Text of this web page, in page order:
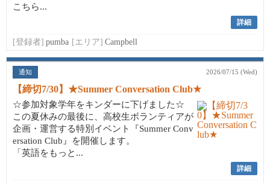
こちら...
詳細
[登録者] pumba [エリア] Campbell
通知 2026/07/15 (Wed)
【締切7/30】★Summer Conversation Club★
☆参加対象学年をキンダーに下げました☆
この夏休みの最後に、高校生ボランティアが
企画・運営する特別イベント『Summer Conv
ersation Club』を開催します。
「英語をもっと...
詳細